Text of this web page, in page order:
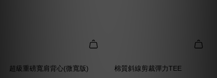
超級重磅寬肩背心(微寬版) 棉質斜線剪裁彈力TEE